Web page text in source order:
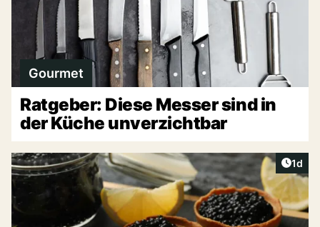
Gourmet
Ratgeber: Diese Messer sind in
der Küche unverzichtbar
1d